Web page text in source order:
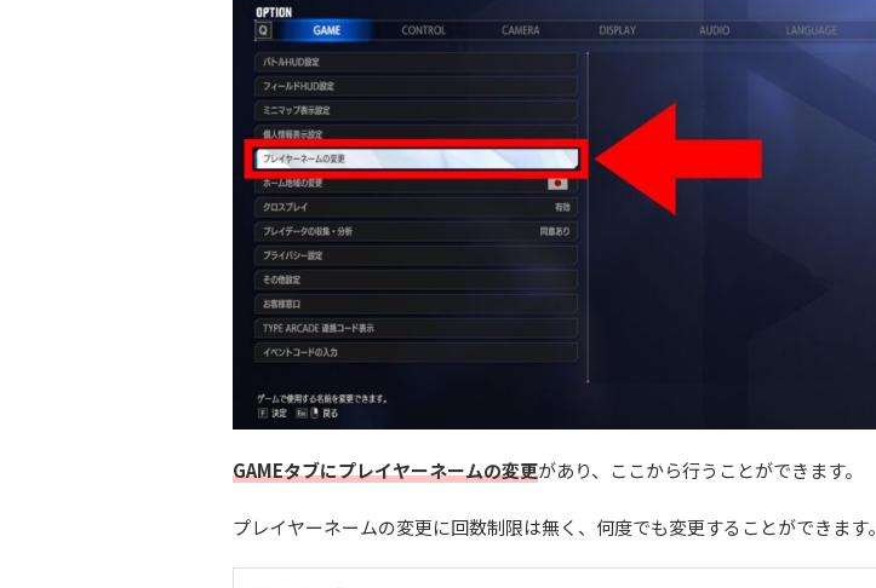
GAMEタブにプレイヤーネームの変更があり、ここから行うことができます。
プレイヤーネームの変更に回数制限は無く、何度でも変更することができます。